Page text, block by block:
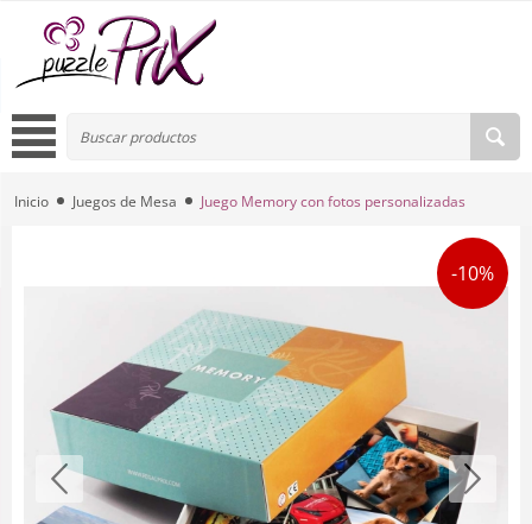
Inicio Juegos de Mesa Juego Memory con fotos personalizadas
-10%